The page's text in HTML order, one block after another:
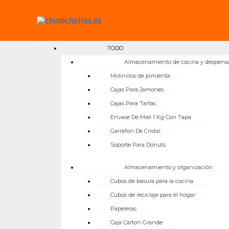
TODO
Almacenamiento de cocina y
Molinillos de pimienta
Cajas Para Jamones
Cajas Para Tartas
Envase De Miel 1 Kg Con Tapa
Garrafon De Cristal
Soporte Para Donuts
Almacenamiento y organización
Cubos de basura para la cocina
Cubos de reciclaje para el hogar
Papeleras
Caja Carton Grande